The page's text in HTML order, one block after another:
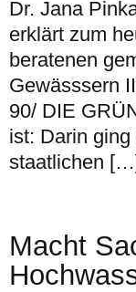
Dr. Jana
erklärt zum
beratenen
Gewässsern
90/ DIE
ist: Darin
staatlichen
Macht